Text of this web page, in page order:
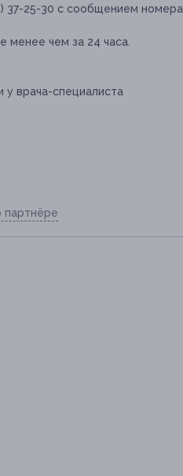
37-25-30 с сообщением номера
менее чем за 24 часа.
врача-специалиста
партнёре